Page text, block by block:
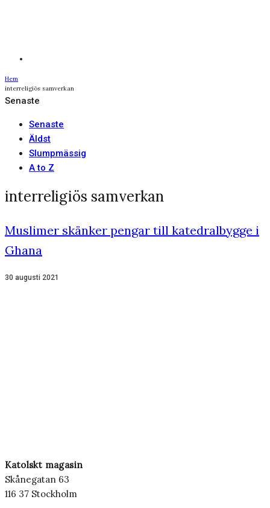
Hem
interreligiös samverkan
Senaste
Senaste
Äldst
Slumpmässig
A to Z
interreligiös samverkan
Muslimer skänker pengar till katedralbygge i
Ghana
30 augusti 2021
Katolskt magasin
Skånegatan 63
116 37 Stockholm